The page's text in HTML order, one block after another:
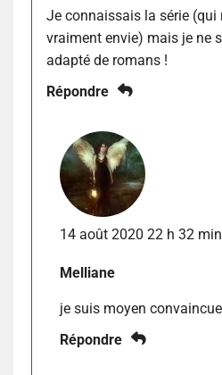
Je connaissais la série (qui
vraiment envie) mais je ne
adapté de romans !
Répondre
14 août 2020 22 h 32 min
Melliane
je suis moyen
Répondre